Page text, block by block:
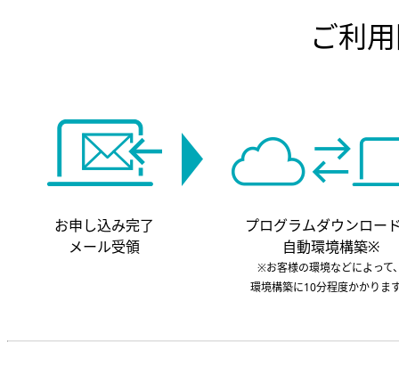
ご利
お申し込み完了
メール受領
プログラムダウンロー
自動環境構築※
※お客様の環境などによって
環境構築に10分程度かかりま